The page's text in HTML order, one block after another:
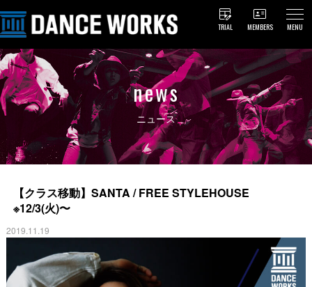
TRIAL MEMBERS MENU
news
ニュース
【クラス移動】SANTA / FREE STYLEHOUSE
※12/3(火)〜
2019.11.19